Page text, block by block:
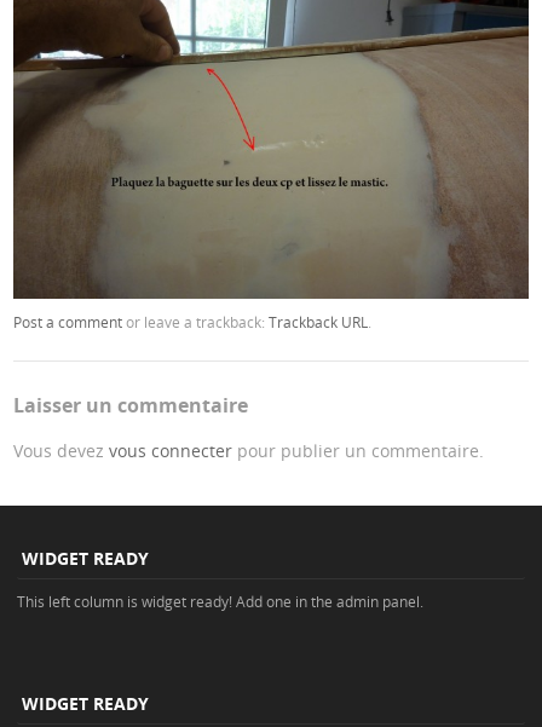
Post a commentor leave a trackback:Trackback URL
Laisser un commentaire
Vous devezvous connecter pour publier un commentaire.
WIDGET READY
This left column is widget ready! Add one in the admin panel.
WIDGET READY